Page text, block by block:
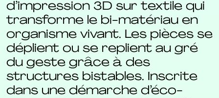
d’impression 3D sur textile qui
transforme le bi-matériau en
organisme vivant. Les pièces se
déplient ou se replient au gré
du geste grâce à des
structures bistables. Inscrite
dans une démarche d’éco-